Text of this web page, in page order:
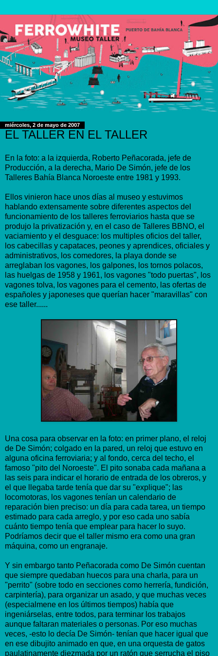
miércoles, 2 de mayo de 2007
EL TALLER EN EL TALLER
En la foto: a la izquierda, Roberto Peñacorada, jefe de
Producción, a la derecha, Mario De Simón, jefe de los
Talleres Bahía Blanca Noroeste entre 1981 y 1993.
Ellos vinieron hace unos días al museo y estuvimos
hablando extensamente sobre diferentes aspectos del
funcionamiento de los talleres ferroviarios hasta que se
produjo la privatización y, en el caso de Talleres BBNO, el
vaciamiento y el desguace: los multiples oficios del taller,
los cabecillas y capataces, peones y aprendices, oficiales y
administrativos, los comedores, la playa donde se
arreglaban los vagones, los galpones, los tornos polacos,
las huelgas de 1958 y 1961, los vagones "todo puertas", los
vagones tolva, los vagones para el cemento, las ofertas de
españoles y japoneses que querían hacer "maravillas" con
ese taller......
Una cosa para observar en la foto: en primer plano, el reloj
de De Simón; colgado en la pared, un reloj que estuvo en
alguna oficina ferroviaria; y al fondo, cerca del techo, el
famoso "pito del Noroeste". El pito sonaba cada mañana a
las seis para indicar el horario de entrada de los obreros, y
el que llegaba tarde tenía que dar su "explique"; las
locomotoras, los vagones tenían un calendario de
reparación bien preciso: un día para cada tarea, un tiempo
estimado para cada arreglo, y por eso cada uno sabía
cuánto tiempo tenía que emplear para hacer lo suyo.
Podríamos decir que el taller mismo era como una gran
máquina, como un engranaje.
Y sin embargo tanto Peñacorada como De Simón cuentan
que siempre quedaban huecos para una charla, para un
"perrito" (sobre todo en secciones como herrería, fundición,
carpintería), para organizar un asado, y que muchas veces
(especialmene en los últimos tiempos) había que
ingeniárselas, entre todos, para terminar los trabajos
aunque faltaran materiales o personas. Por eso muchas
veces, -esto lo decía De Simón- tenían que hacer igual que
en ese dibujito animado en que, en una orquesta de gatos
paulatinamente diezmada por un ratón que serrucha el piso